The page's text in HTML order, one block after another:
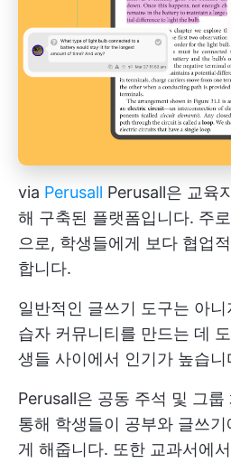
via Perusall Perusall은 교육
해 구축된 플랫폼입니다. 주
으로, 학생들에게 보다 협업
합니다.
일반적인 글쓰기 도구는 아
습자 커뮤니티를 만드는 데
생들 사이에서 인기가 높습니
Perusall은 공동 주석 및 그룹
통해 학생들이 공부와 글쓰
게 해줍니다. 또한 교과서에